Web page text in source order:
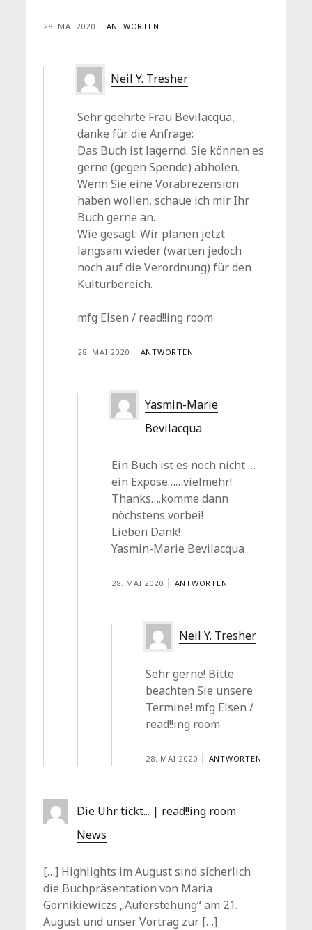
28. MAI 2020 ANTWORTEN
Neil Y. Tresher
Sehr geehrte Frau Bevilacqua,
danke für die Anfrage:
Das Buch ist lagernd. Sie können es
gerne (gegen Spende) abholen.
Wenn Sie eine Vorabrezension
haben wollen, schaue ich mir Ihr
Buch gerne an.
Wie gesagt: Wir planen jetzt
langsam wieder (warten jedoch
noch auf die Verordnung) für den
Kulturbereich.
mfg Elsen / read!!ing room
28. MAI 2020 ANTWORTEN
Yasmin-Marie
Bevilacqua
Ein Buch ist es noch nicht …
ein Expose……vielmehr!
Thanks….komme dann
nöchstens vorbei!
Lieben Dank!
Yasmin-Marie Bevilacqua
28. MAI 2020 ANTWORTEN
Neil Y. Tresher
Sehr gerne! Bitte
beachten Sie unsere
Termine! mfg Elsen /
read!!ing room
28. MAI 2020 ANTWORTEN
Die Uhr tickt... | read!!ing room
News
[…] Highlights im August sind sicherlich
die Buchpräsentation von Maria
Gornikiewiczs „Auferstehung“ am 21.
August und unser Vortrag zur […]